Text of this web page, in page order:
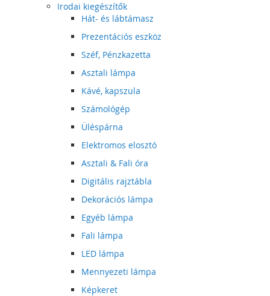
Irodai kiegészítők
Hát- és lábtámasz
Prezentációs eszköz
Széf, Pénzkazetta
Asztali lámpa
Kávé, kapszula
Számológép
Üléspárna
Elektromos elosztó
Asztali & Fali óra
Digitális rajztábla
Dekorációs lámpa
Egyéb lámpa
Fali lámpa
LED lámpa
Mennyezeti lámpa
Képkeret